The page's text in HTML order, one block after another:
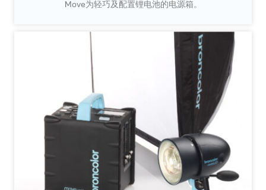
Move为轻巧及配置锂电池的电源箱。